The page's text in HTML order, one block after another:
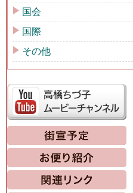
国会
国際
その他